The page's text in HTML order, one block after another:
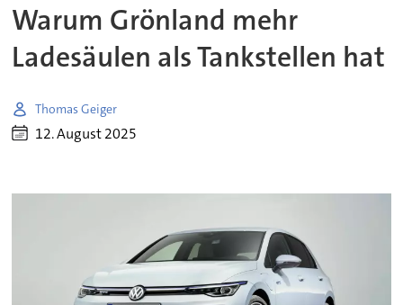
Warum Grönland mehr
Ladesäulen als Tankstellen hat
Thomas Geiger
12. August 2025